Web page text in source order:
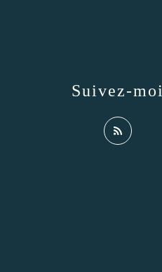
Suivez-moi